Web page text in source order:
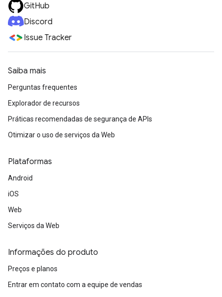
GitHub
Discord
Issue Tracker
Saiba mais
Perguntas frequentes
Explorador de recursos
Práticas recomendadas de segurança de APIs
Otimizar o uso de serviços da Web
Plataformas
Android
iOS
Web
Serviços da Web
Informações do produto
Preços e planos
Entrar em contato com a equipe de vendas